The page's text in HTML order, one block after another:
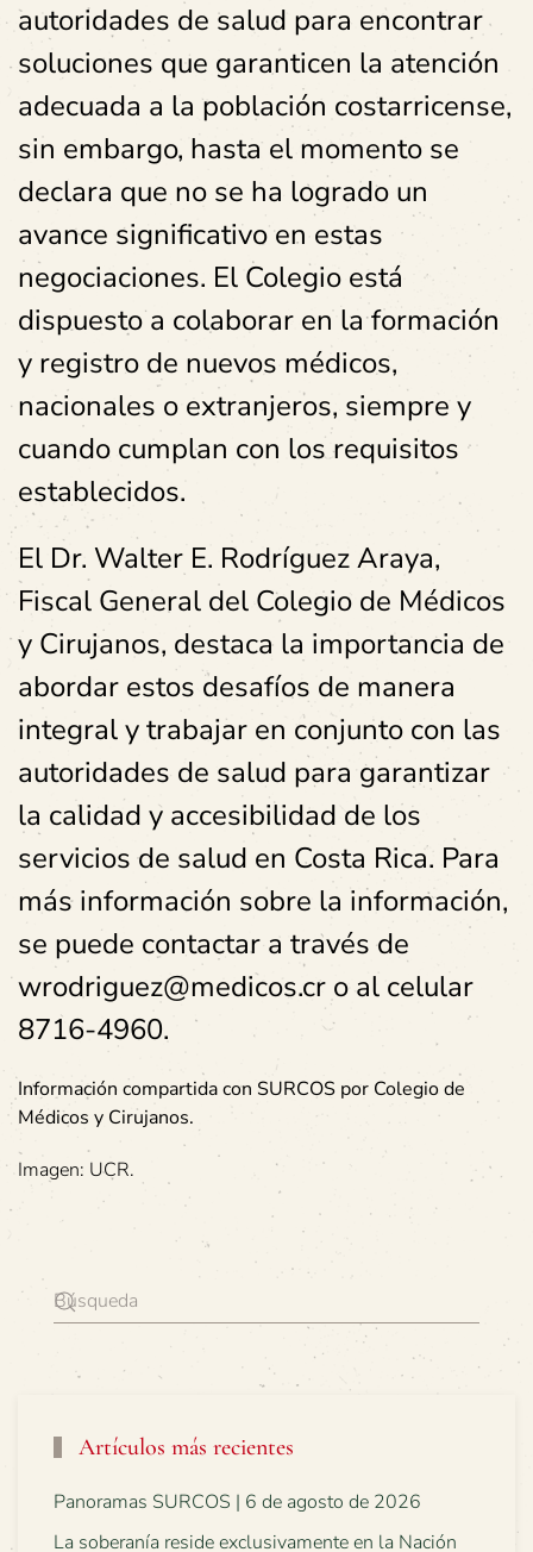
autoridades de salud para encontrar
soluciones que garanticen la atención
adecuada a la población costarricense,
sin embargo, hasta el momento se
declara que no se ha logrado un
avance significativo en estas
negociaciones. El Colegio está
dispuesto a colaborar en la formación
y registro de nuevos médicos,
nacionales o extranjeros, siempre y
cuando cumplan con los requisitos
establecidos.
El Dr. Walter E. Rodríguez Araya,
Fiscal General del Colegio de Médicos
y Cirujanos, destaca la importancia de
abordar estos desafíos de manera
integral y trabajar en conjunto con las
autoridades de salud para garantizar
la calidad y accesibilidad de los
servicios de salud en Costa Rica. Para
más información sobre la información,
se puede contactar a través de
wrodriguez@medicos.cr o al celular
8716-4960.
Información compartida con SURCOS por Colegio de
Médicos y Cirujanos.
Imagen: UCR.
Artículos más recientes
Panoramas SURCOS | 6 de agosto de 2026
La soberanía reside exclusivamente en la Nación